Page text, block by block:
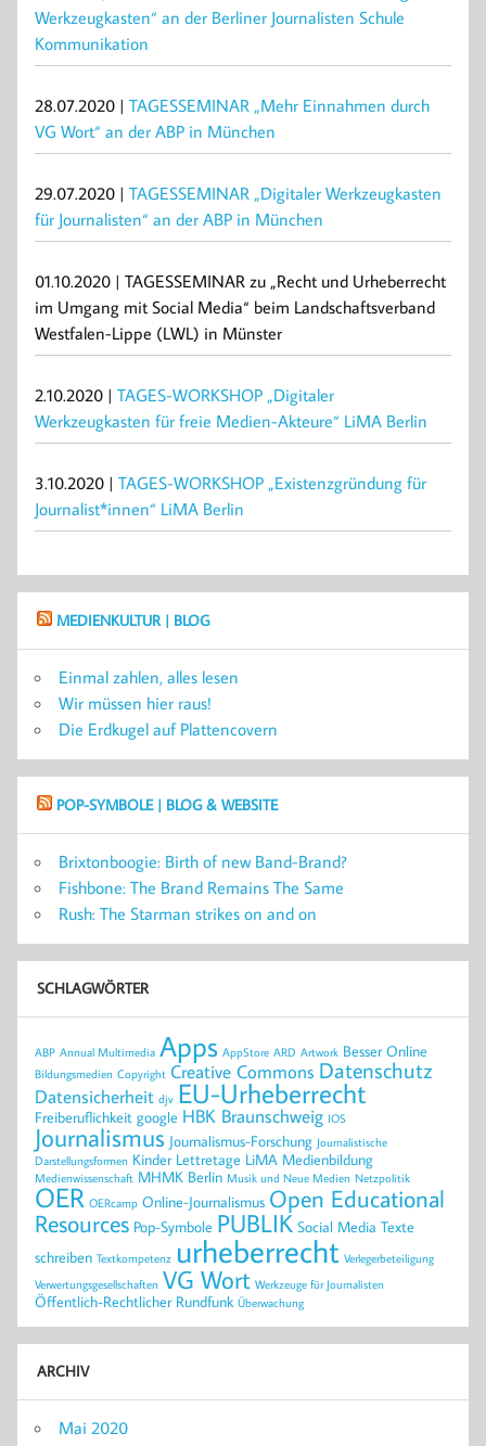
Werkzeugkasten“ an der Berliner Journalisten Schule
Kommunikation
28.07.2020 | TAGESSEMINAR „Mehr Einnahmen durch
VG Wort“ an der ABP in München
29.07.2020 | TAGESSEMINAR „Digitaler Werkzeugkasten
für Journalisten“ an der ABP in München
01.10.2020 | TAGESSEMINAR zu „Recht und Urheberrecht
im Umgang mit Social Media“ beim Landschaftsverband
Westfalen-Lippe (LWL) in Münster
2.10.2020 | TAGES-WORKSHOP „Digitaler
Werkzeugkasten für freie Medien-Akteure“ LiMA Berlin
3.10.2020 | TAGES-WORKSHOP „Existenzgründung für
Journalist*innen“ LiMA Berlin
MEDIENKULTUR | BLOG
Einmal zahlen, alles lesen
Wir müssen hier raus!
Die Erdkugel auf Plattencovern
POP-SYMBOLE | BLOG & WEBSITE
Brixtonboogie: Birth of new Band-Brand?
Fishbone: The Brand Remains The Same
Rush: The Starman strikes on and on
SCHLAGWÖRTER
ABP Annual Multimedia Apps AppStore ARD Artwork Besser Online
Bildungsmedien Copyright Creative Commons Datenschutz
Datensicherheit djv EU-Urheberrecht
Freiberuflichkeit google HBK Braunschweig IOS
Journalismus Journalismus-Forschung Journalistische
Darstellungsformen Kinder Lettretage LiMA Medienbildung
Medienwissenschaft MHMK Berlin Musik und Neue Medien Netzpolitik
OER OERcamp Online-Journalismus Open Educational
Resources Pop-Symbole PUBLIK Social Media Texte
schreiben Textkompetenz urheberrecht Verlegerbeteiligung
Verwertungsgesellschaften VG Wort Werkzeuge für Journalisten
Öffentlich-Rechtlicher Rundfunk Überwachung
ARCHIV
Mai 2020